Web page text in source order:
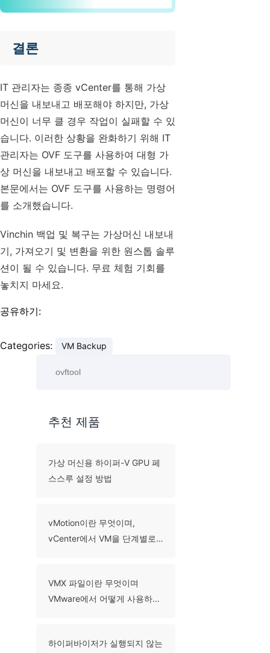
결론
IT 관리자는 종종 vCenter를 통해 가상
머신을 내보내고 배포해야 하지만, 가상
머신이 너무 클 경우 작업이 실패할 수 있
습니다. 이러한 상황을 완화하기 위해 IT
관리자는 OVF 도구를 사용하여 대형 가
상 머신을 내보내고 배포할 수 있습니다.
본문에서는 OVF 도구를 사용하는 명령어
를 소개했습니다.
Vinchin 백업 및 복구는 가상머신 내보내
기, 가져오기 및 변환을 위한 원스톱 솔루
션이 될 수 있습니다. 무료 체험 기회를
놓치지 마세요.
공유하기:
Categories: VM Backup
추천 제품
가상 머신용 하이퍼-V GPU 페
스스루 설정 방법
vMotion이란 무엇이며,
vCenter에서 VM을 단계별로
VMX 파일이란 무엇이며
VMware에서 어떻게 사용하나
하이퍼바이저가 실행되지 않는